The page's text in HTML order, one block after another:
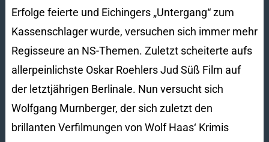
Erfolge feierte und Eichingers „Untergang“ zum
Kassenschlager wurde, versuchen sich immer mehr
Regisseure an NS-Themen. Zuletzt scheiterte aufs
allerpeinlichste Oskar Roehlers Jud Süß Film auf
der letztjährigen Berlinale. Nun versucht sich
Wolfgang Murnberger, der sich zuletzt den
brillanten Verfilmungen von Wolf Haas‘ Krimis